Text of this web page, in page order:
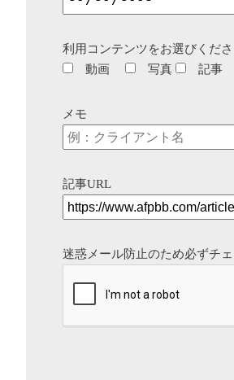
利用コンテンツをお選びくださ
動画
写真 記事
メモ
記事URL
迷惑メール防止のため必ずチ